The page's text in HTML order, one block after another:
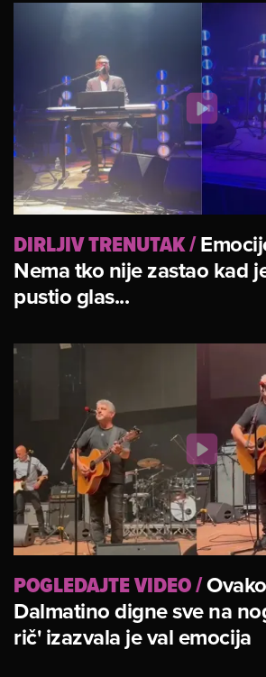
DIRLJIV TRENUTAK/
Nema tko nije zastao kad
pustio glas...
POGLEDAJTE VIDEO/
Dalmatino digne sve na
rič' izazvala je val emocija